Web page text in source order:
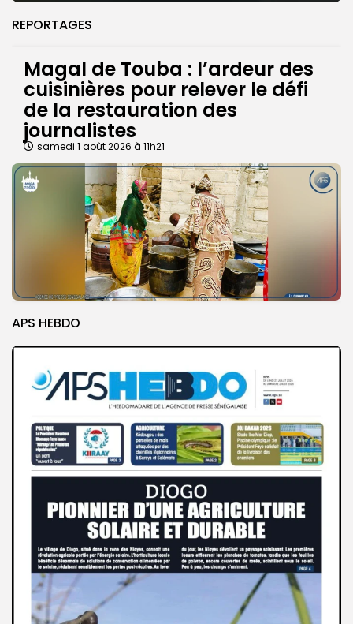
REPORTAGES
Magal de Touba : l’ardeur des
cuisinières pour relever le défi
de la restauration des
journalistes
samedi 1 août 2026 à 11h21
APS HEBDO